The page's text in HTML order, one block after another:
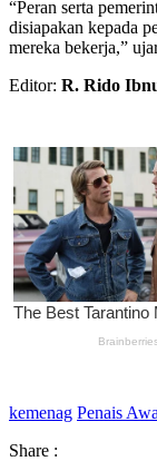
“Peran serta
disiapakan kepada
mereka bekerja,”
Editor: R. Rido
kemenag Penais
Share :